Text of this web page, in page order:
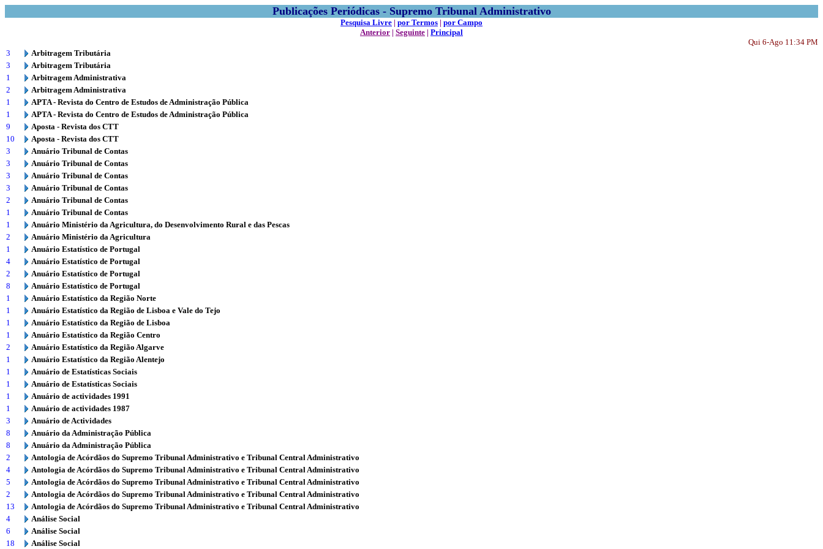
Publicações Periódicas - Supremo Tribunal Administrativo
Pesquisa Livre | por Termos | por Campo
Anterior | Seguinte | Principal
Qui 6-Ago 11:34 PM
3
Arbitragem Tributária
3
Arbitragem Tributária
1
Arbitragem Administrativa
2
Arbitragem Administrativa
1
APTA - Revista do Centro de Estudos de Administração Pública
1
APTA - Revista do Centro de Estudos de Administração Pública
9
Aposta - Revista dos CTT
10
Aposta - Revista dos CTT
3
Anuário Tribunal de Contas
3
Anuário Tribunal de Contas
3
Anuário Tribunal de Contas
3
Anuário Tribunal de Contas
2
Anuário Tribunal de Contas
1
Anuário Tribunal de Contas
1
Anuário Ministério da Agricultura, do Desenvolvimento Rural e das Pescas
2
Anuário Ministério da Agricultura
1
Anuário Estatístico de Portugal
4
Anuário Estatístico de Portugal
2
Anuário Estatístico de Portugal
8
Anuário Estatístico de Portugal
1
Anuário Estatístico da Região Norte
1
Anuário Estatístico da Região de Lisboa e Vale do Tejo
1
Anuário Estatístico da Região de Lisboa
1
Anuário Estatístico da Região Centro
2
Anuário Estatístico da Região Algarve
1
Anuário Estatístico da Região Alentejo
1
Anuário de Estatísticas Sociais
1
Anuário de Estatísticas Sociais
1
Anuário de actividades 1991
1
Anuário de actividades 1987
3
Anuário de Actividades
8
Anuário da Administração Pública
8
Anuário da Administração Pública
2
Antologia de Acórdãos do Supremo Tribunal Administrativo e Tribunal Central Administrativo
4
Antologia de Acórdãos do Supremo Tribunal Administrativo e Tribunal Central Administrativo
5
Antologia de Acórdãos do Supremo Tribunal Administrativo e Tribunal Central Administrativo
2
Antologia de Acórdãos do Supremo Tribunal Administrativo e Tribunal Central Administrativo
13
Antologia de Acórdãos do Supremo Tribunal Administrativo e Tribunal Central Administrativo
4
Análise Social
6
Análise Social
18
Análise Social